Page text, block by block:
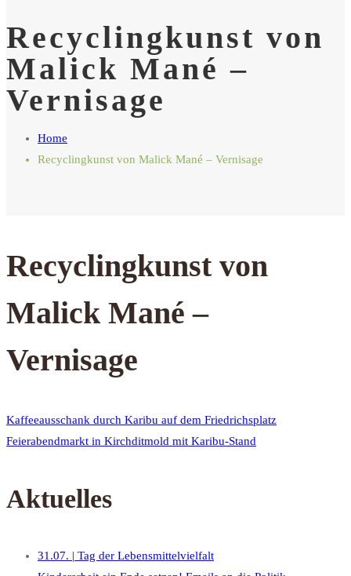
Recyclingkunst von
Malick Mané –
Vernisage
Home
Recyclingkunst von Malick Mané – Vernisage
Recyclingkunst von
Malick Mané –
Vernisage
Kaffeeausschank durch Karibu auf dem Friedrichsplatz
Feierabendmarkt in Kirchditmold mit Karibu-Stand
Aktuelles
31.07. | Tag der Lebensmittelvielfalt